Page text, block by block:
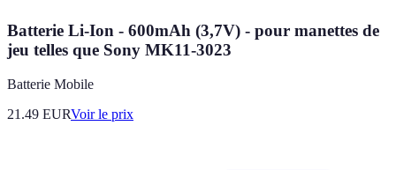
Batterie Li-Ion - 600mAh (3,7V) - pour manettes de
jeu telles que Sony MK11-3023
Batterie Mobile
21.49 EURVoir le prix